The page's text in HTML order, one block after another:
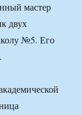
мастер
двух
№5. Его